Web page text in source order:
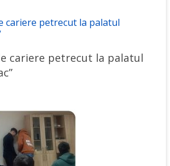
cariere petrecut la palatul